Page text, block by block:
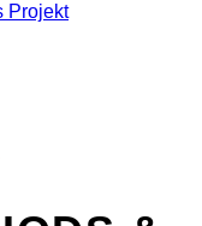
Projekt